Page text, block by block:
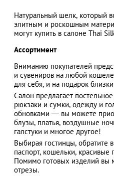
АЗАД
Натуральный шелк, который
элитным и роскошным
могут купить в салоне Thai
Ассортимент
Вниманию покупателей
и сувениров на любой
для себя, и на подарок
Салон предлагает
рюкзаки и сумки, одежду и
обновками — вы можете
блузы, платья, воздушные
галстуки и многое другое!
Выбирая гостинцы,
паспорт, кошельки,
Помимо готовых изделий вы
отрезы.